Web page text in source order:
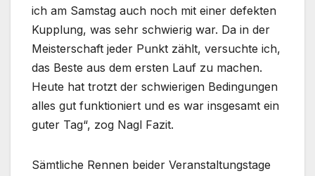
ich am Samstag auch noch mit einer defekten
Kupplung, was sehr schwierig war. Da in der
Meisterschaft jeder Punkt zählt, versuchte ich,
das Beste aus dem ersten Lauf zu machen.
Heute hat trotzt der schwierigen Bedingungen
alles gut funktioniert und es war insgesamt ein
guter Tag“, zog Nagl Fazit.
Sämtliche Rennen beider Veranstaltungstage